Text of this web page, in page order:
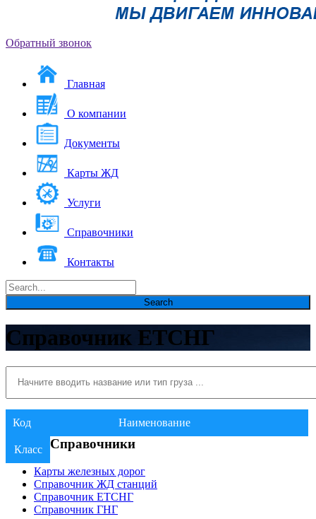
Обратный звонок
Главная
О компании
Документы
Карты ЖД
Услуги
Справочники
Контакты
Справочник ЕТСНГ
Код Наименование
Класс Справочники
Карты железных дорог
Справочник ЖД станций
Справочник ЕТСНГ
Справочник ГНГ